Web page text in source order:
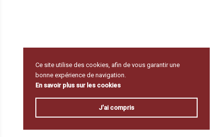
Ce site utilise des cookies, afin de vous garantir une
bonne expérience de navigation.
En savoir plus sur les cookies
J'ai compris